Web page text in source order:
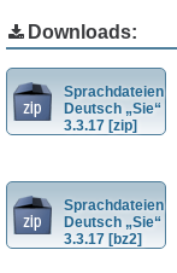
Downloads:
Sprachdateien
Deutsch „Sie“
3.3.17 [zip]
Sprachdateien
Deutsch „Sie“
3.3.17 [bz2]